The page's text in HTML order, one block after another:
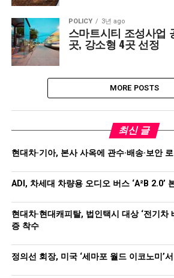
POLICY 3년 ago
스마트시티 조성사업
곳, 강소형 4곳 선정
MORE POSTS
최신 글
현대차·기아, 본사 사옥에 관수·배송·보안
ADI, 차세대 차량용 오디오 버스 ‘A²B 2.0’
현대차·현대캐피탈, 법인택시 대상 ‘전기차
증 착수
정의선 회장, 미국 ‘세마포 월드 이코노미’